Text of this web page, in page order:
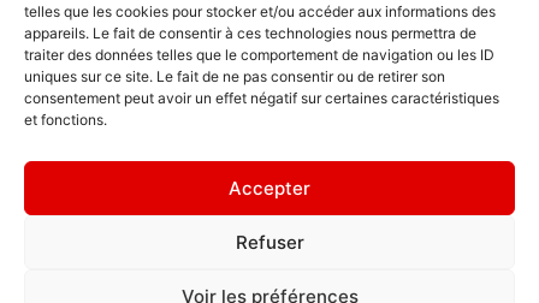
telles que les cookies pour stocker et/ou accéder aux informations des
appareils. Le fait de consentir à ces technologies nous permettra de
traiter des données telles que le comportement de navigation ou les ID
uniques sur ce site. Le fait de ne pas consentir ou de retirer son
consentement peut avoir un effet négatif sur certaines caractéristiques
et fonctions.
Accepter
Refuser
Voir les préférences
Emplois
Mentions légales
" Chacun est roi
en sa maison. "
Politique de
GDL Construction
6, Rue des
ZA La Croix de